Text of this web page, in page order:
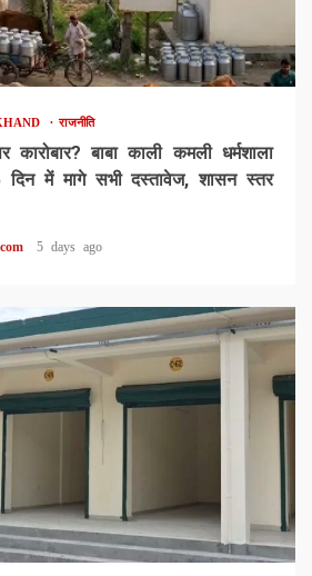
राजनीति
कारोबार? बाबा काली कमली धर्मशाला
में मागे सभी दस्तावेज, शासन स्तर
5 days ago